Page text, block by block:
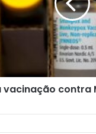
vacinação contra